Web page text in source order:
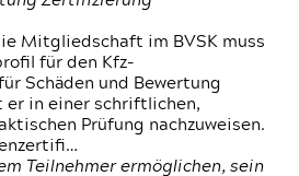
Mitgliedschaft im BVSK muss
für den Kfz-
Schäden und Bewertung
er in einer schriftlichen,
Prüfung nachzuweisen.
Teilnehmer ermöglichen, sein